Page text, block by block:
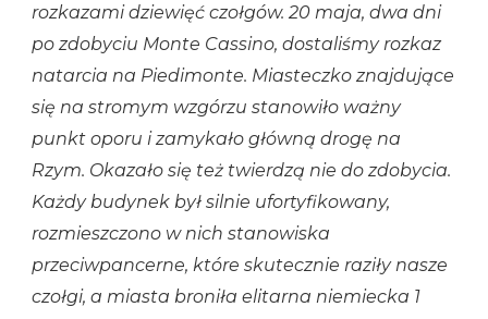
rozkazami dziewięć czołgów. 20 maja, dwa dni
po zdobyciu Monte Cassino, dostaliśmy rozkaz
natarcia na Piedimonte. Miasteczko znajdujące
się na stromym wzgórzu stanowiło ważny
punkt oporu i zamykało główną drogę na
Rzym. Okazało się też twierdzą nie do zdobycia.
Każdy budynek był silnie ufortyfikowany,
rozmieszczono w nich stanowiska
przeciwpancerne, które skutecznie raziły nasze
czołgi, a miasta broniła elitarna niemiecka 1